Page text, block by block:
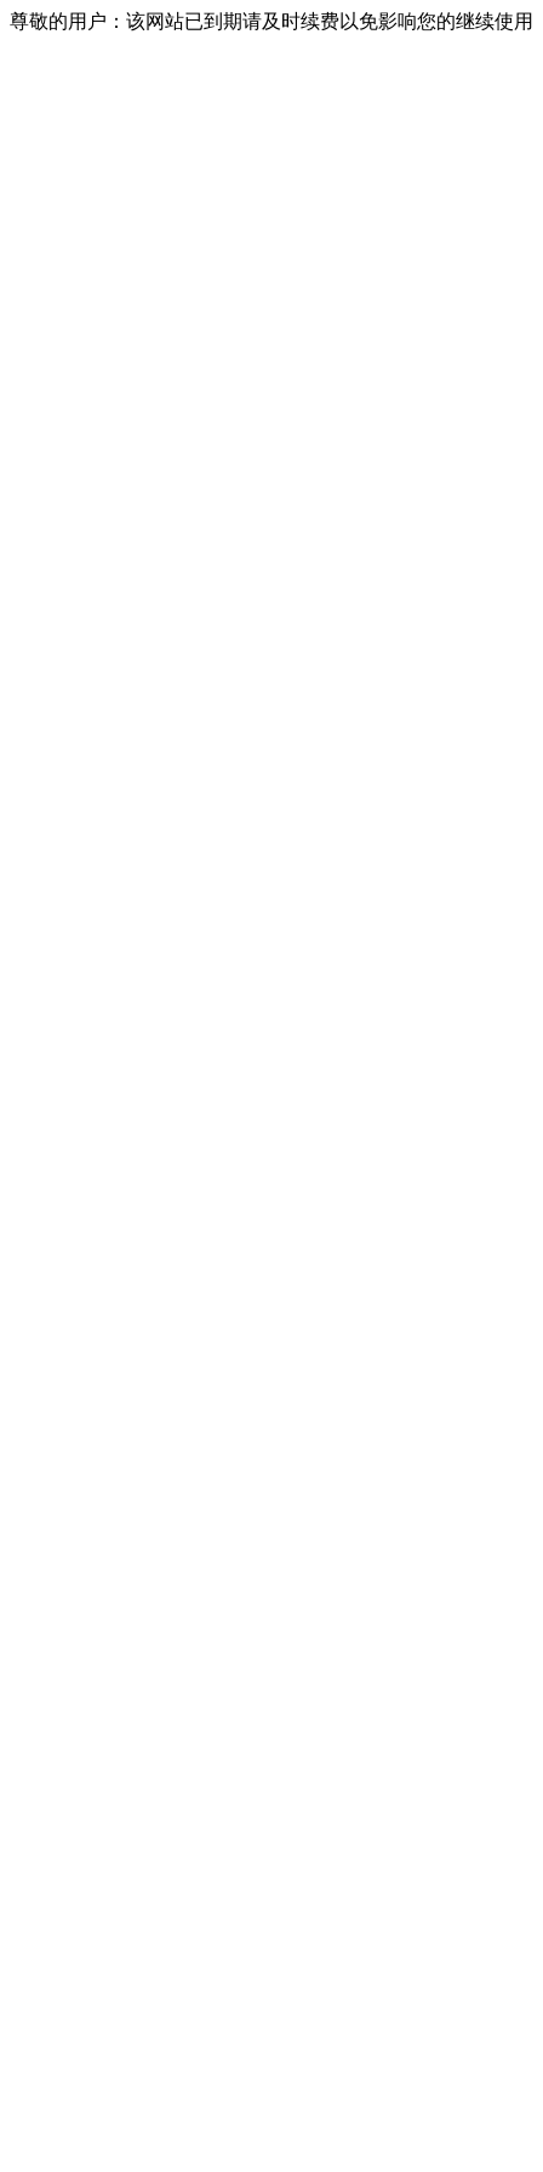
尊敬的用户：该网站已到期请及时续费以免影响您的继续使用